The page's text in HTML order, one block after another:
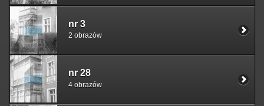
nr 3
2 obrazów
nr 28
4 obrazów